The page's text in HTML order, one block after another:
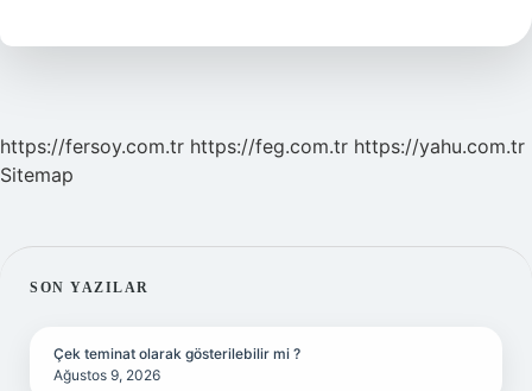
Çalışabilir
https://fersoy.com.tr https://feg.com.tr https://yahu.com.tr
Sitemap
SIDEBAR
SON YAZILAR
Çek teminat olarak gösterilebilir mi ?
Ağustos 9, 2026